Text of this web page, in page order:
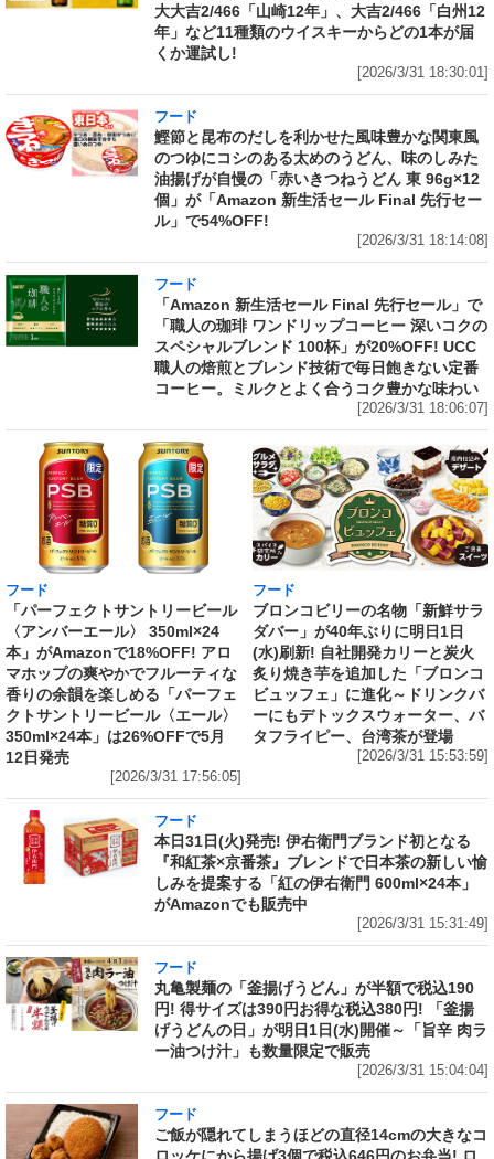
大大吉2/466「山崎12年」、大吉2/466「白州12
年」など11種類のウイスキーからどの1本が届
くか運試し!
[2026/3/31 18:30:01]
フード
鰹節と昆布のだしを利かせた風味豊かな関東風
のつゆにコシのある太めのうどん、味のしみた
油揚げが自慢の「赤いきつねうどん 東 96g×12
個」が「Amazon 新生活セール Final 先行セー
ル」で54%OFF!
[2026/3/31 18:14:08]
フード
「Amazon 新生活セール Final 先行セール」で
「職人の珈琲 ワンドリップコーヒー 深いコクの
スペシャルブレンド 100杯」が20%OFF! UCC
職人の焙煎とブレンド技術で毎日飽きない定番
コーヒー。ミルクとよく合うコク豊かな味わい
[2026/3/31 18:06:07]
フード
「パーフェクトサントリービール
〈アンバーエール〉 350ml×24
本」がAmazonで18%OFF! アロ
マホップの爽やかでフルーティな
香りの余韻を楽しめる「パーフェ
クトサントリービール〈エール〉
350ml×24本」は26%OFFで5月
12日発売
[2026/3/31 17:56:05]
フード
ブロンコビリーの名物「新鮮サラ
ダバー」が40年ぶりに明日1日
(水)刷新! 自社開発カリーと炭火
炙り焼き芋を追加した「ブロンコ
ビュッフェ」に進化～ドリンクバ
ーにもデトックスウォーター、バ
タフライピー、台湾茶が登場
[2026/3/31 15:53:59]
フード
本日31日(火)発売! 伊右衛門ブランド初となる
『和紅茶×京番茶』ブレンドで日本茶の新しい愉
しみを提案する「紅の伊右衛門 600ml×24本」
がAmazonでも販売中
[2026/3/31 15:31:49]
フード
丸亀製麺の「釜揚げうどん」が半額で税込190
円! 得サイズは390円お得な税込380円! 「釜揚
げうどんの日」が明日1日(水)開催～「旨辛 肉ラ
ー油つけ汁」も数量限定で販売
[2026/3/31 15:04:04]
フード
ご飯が隠れてしまうほどの直径14cmの大きなコ